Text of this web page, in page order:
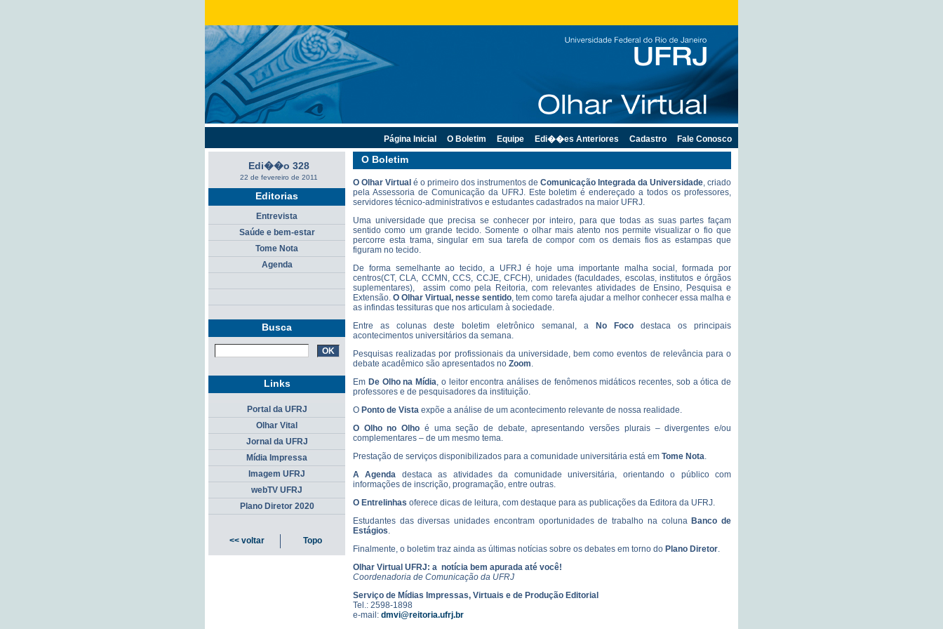
O Boletim
O Olhar Virtual é o primeiro dos instrumentos de Comunicação Integrada da Universidade, criado
pela Assessoria de Comunicação da UFRJ. Este boletim é endereçado a todos os professores,
servidores técnico-administrativos e estudantes cadastrados na maior UFRJ.
Uma universidade que precisa se conhecer por inteiro, para que todas as suas partes façam
sentido como um grande tecido. Somente o olhar mais atento nos permite visualizar o fio que
percorre esta trama, singular em sua tarefa de compor com os demais fios as estampas que
figuram no tecido.
De forma semelhante ao tecido, a UFRJ é hoje uma importante malha social, formada por
centros(CT, CLA, CCMN, CCS, CCJE, CFCH), unidades (faculdades, escolas, institutos e órgãos
suplementares), assim como pela Reitoria, com relevantes atividades de Ensino, Pesquisa e
Extensão.O Olhar Virtual, nesse sentido, tem como tarefa ajudar a melhor conhecer essa malha e
as infindas tessituras que nos articulam à sociedade.
Entre as colunas deste boletim eletrônico semanal, a
No Foco destaca os principais
acontecimentos universitários da semana.
Pesquisas realizadas por profissionais da universidade, bem como eventos de relevância para o
debate acadêmico são apresentados no Zoom.
Em De Olhona Mídia, o leitor encontra análises de fenômenos midáticos recentes, sob a ótica de
professores e de pesquisadores da instituição.
O Ponto de Vista expõe a análise de um acontecimento relevante de nossa realidade.
O Olho no Olho é uma seção de debate, apresentando versões plurais – divergentes e/ou
complementares – de um mesmo tema.
Prestação de serviços disponibilizados para a comunidade universitária está em Tome Nota.
A Agenda destaca as atividades da comunidade universitária, orientando o público com
informações de inscrição, programação, entre outras.
O Entrelinhas oferece dicas de leitura, com destaque para as publicações da Editora da UFRJ.
Estudantes das diversas unidades encontram oportunidades de trabalho na coluna Banco de
Estágios.
Finalmente, o boletim traz ainda as últimas notícias sobre os debates em torno do Plano Diretor.
Olhar Virtual UFRJ: a notícia bem apurada até você!
Coordenadoria de Comunicação da UFRJ
Serviço de Mídias Impressas, Virtuais e de Produção Editorial
Tel.: 2598-1898
e-mail: dmvi@reitoria.ufrj.br
Edi��o 328
22 de fevereiro de 2011
Editorias
Entrevista
Saúde e bem-estar
Tome Nota
Agenda
Busca
Página Inicial O Boletim Equipe Edi��es Anteriores Cadastro Fale Conosco
Links
Portal da UFRJ
Olhar Vital
Jornal da UFRJ
Mídia Impressa
Imagem UFRJ
webTV UFRJ
Plano Diretor 2020
<< voltar Topo